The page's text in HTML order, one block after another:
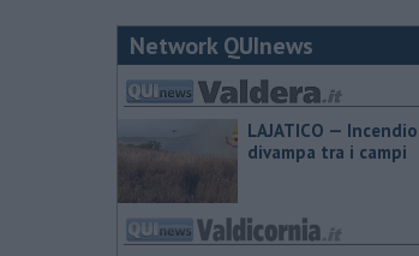
Network QUInews
LAJATICO — Incendio
divampa tra i campi